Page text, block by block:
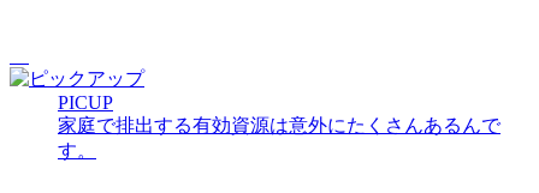
PICUP
家庭で排出する有効資源は意外にたくさんあるんで
す。